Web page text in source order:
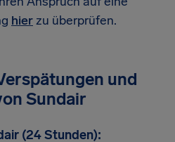
hierzu überprüfen.
und
Sundair
(24 Stunden):